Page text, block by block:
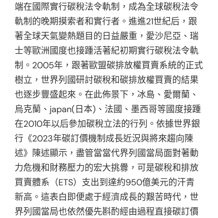
端在國際實行碳稅法令軌制，成為全球碳稅法令
軌制的晚期摸索者和實行者。進進21世紀后，跟
著全球天氣變熱題目的日益嚴重，愛沙尼亞、瑞
士等歐洲國度也接踵活著紀初期實行碳稅法令軌
制。2005年，跟著歐盟碳排放權買賣系統的正式
樹立，世界列國研討碳稅和碳排放權買賣的結果
也逐步豐盛起來。在此佈景下，冰島、愛爾蘭、
烏克蘭、japan(日本)、法國、墨西哥等國度接踵
在2010年以后參加碳稅立法的行列。依據世界銀
行《2023年碳訂價機制成長近況與將來趨向陳
述》陳述顯示，盡管當當代界列國當局面對著動
力危機和財務壓力的宏大挑釁，可是碳稅和排放
買賣體系（ETS）支出到達約950億美元的汗青
新高。這表白即便處于經濟成長的艱苦時代，世
界列國當局也依然優先斟酌經由過程直接碳訂價